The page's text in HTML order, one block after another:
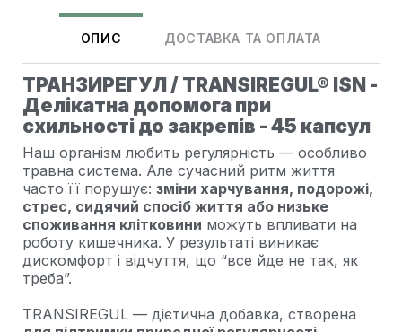
ОПИС ДОСТАВКА ТА ОПЛАТА
ТРАНЗИРЕГУЛ / TRANSIREGUL® ISN -
Делікатна допомога при
схильності до закрепів - 45 капсул
Наш організм любить регулярність — особливо
травна система. Але сучасний ритм життя
часто її порушує: зміни харчування, подорожі,
стрес, сидячий спосіб життя або низьке
споживання клітковини можуть впливати на
роботу кишечника. У результаті виникає
дискомфорт і відчуття, що “все йде не так, як
треба”.
TRANSIREGUL — дієтична добавка, створена